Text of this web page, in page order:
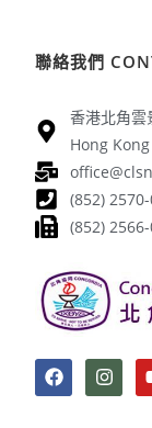
聯絡我們
香港北角
Hong Kong
(852) 2570-
(852)